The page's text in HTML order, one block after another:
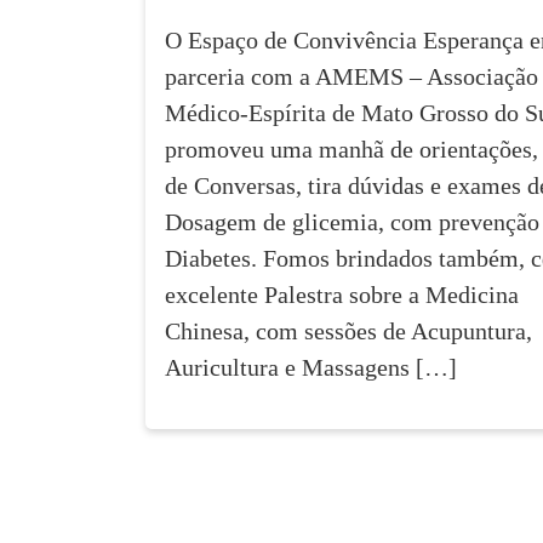
O Espaço de Convivência Esperança
parceria com a AMEMS – Associação
Médico-Espírita de Mato Grosso do
promoveu uma manhã de orientações,
de Conversas, tira dúvidas e exames
Dosagem de glicemia, com prevenção
Diabetes. Fomos brindados também,
excelente Palestra sobre a Medicina
Chinesa, com sessões de Acupuntura,
Auricultura e Massagens […]